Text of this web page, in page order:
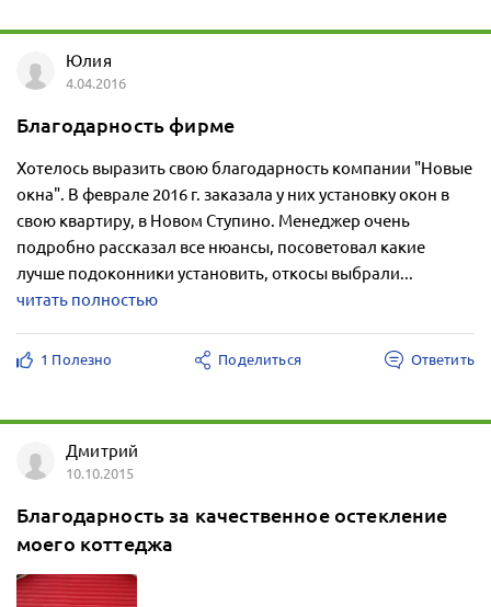
Юлия
4.04.2016
Благодарность фирме
Хотелось выразить свою благодарность компании "Новые
окна". В феврале 2016 г. заказала у них установку окон в
свою квартиру, в Новом Ступино. Менеджер очень
подробно рассказал все нюансы, посоветовал какие
лучше подоконники установить, откосы выбрали...
читать полностью
1 Полезно Поделиться Ответить
Дмитрий
10.10.2015
Благодарность за качественное остекление
моего коттеджа